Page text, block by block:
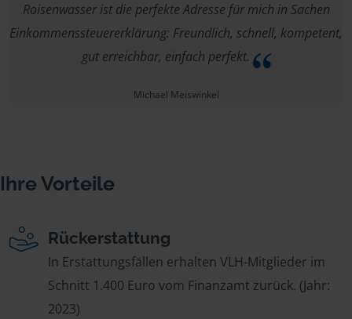
Roisenwasser ist die perfekte Adresse für mich in Sachen
Einkommenssteuererklärung: Freundlich, schnell, kompetent,
gut erreichbar, einfach perfekt.
Michael Meiswinkel
Ihre Vorteile
Rückerstattung
In Erstattungsfällen erhalten VLH-Mitglieder im
Schnitt 1.400 Euro vom Finanzamt zurück. (Jahr:
2023)